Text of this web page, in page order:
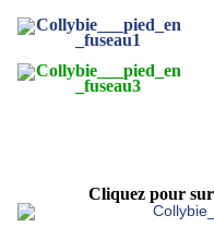
Cliquez pour